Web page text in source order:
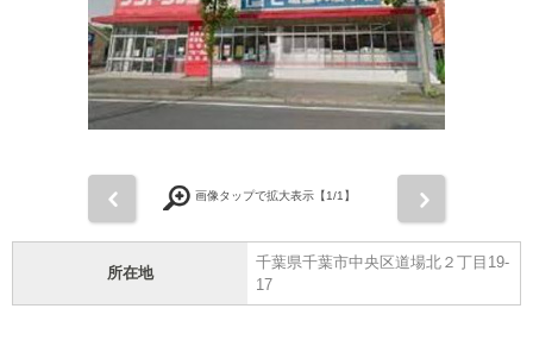
画像タップで拡大表示【1/1】
所在地
千葉県千葉市中央区道場北２丁目19-
17